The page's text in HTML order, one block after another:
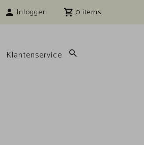
Inloggen 0
Klantenservice